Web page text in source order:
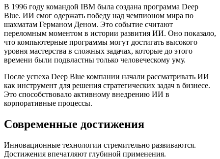
В 1996 году командой IBM была создана программа Deep
Blue. ИИ смог одержать победу над чемпионом мира по
шахматам Германом Деном. Это событие считают
переломным моментом в истории развития ИИ. Оно показало,
что компьютерные программы могут достигать высокого
уровня мастерства в сложных задачах, которые до этого
времени были подвластны только человеческому уму.
После успеха Deep Blue компании начали рассматривать ИИ
как инструмент для решения стратегических задач в бизнесе.
Это способствовало активному внедрению ИИ в
корпоративные процессы.
Современные достижения
Инновационные технологии стремительно развиваются.
Достижения впечатляют глубиной применения.